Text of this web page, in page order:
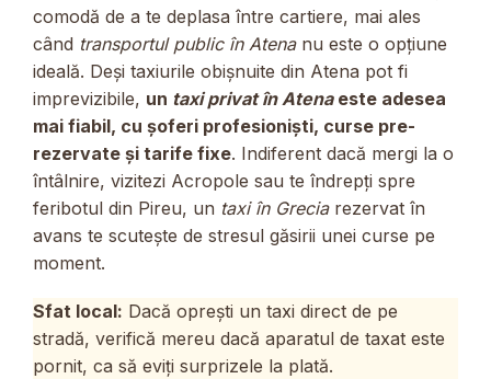
comodă de a te deplasa între cartiere, mai ales
când transportul public în Atenanu este o opțiune
ideală. Deși taxiurile obișnuite din Atena pot fi
imprevizibile, un taxi privat în Atenaeste adesea
mai fiabil, cu șoferi profesioniști, curse pre-
rezervate și tarife fixe. Indiferent dacă mergi la o
întâlnire, vizitezi Acropole sau te îndrepți spre
feribotul din Pireu, un taxi în Greciarezervat în
avans te scutește de stresul găsirii unei curse pe
moment.
Sfat local: Dacă oprești un taxi direct de pe
stradă, verifică mereu dacă aparatul de taxat este
pornit, ca să eviți surprizele la plată.